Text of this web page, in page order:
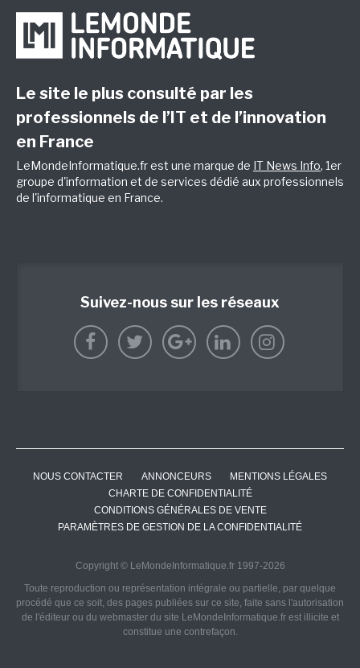
Le site le plus consulté par les
professionnels de l’IT et de l’innovation
en France
LeMondeInformatique.fr est une marque de IT News Info, 1er
groupe d'information et de services dédié aux professionnels
de l'informatique en France.
Suivez-nous sur les réseaux
NOUS CONTACTER ANNONCEURS
MENTIONS LÉGALES
CHARTE DE CONFIDENTIALITÉ
CONDITIONS GÉNÉRALES DE VENTE
PARAMÈTRES DE GESTION DE LA CONFIDENTIALITÉ
Copyright © LeMondeInformatique.fr 1997-2026
Toute reproduction ou représentation intégrale ou partielle, par quelque
procédé que ce soit, des pages publiées sur ce site, faite sans l'autorisation
de l'éditeur ou du webmaster du site LeMondeInformatique.fr est illicite et
constitue une contrefaçon.